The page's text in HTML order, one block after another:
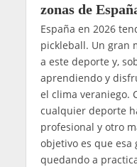
zonas de
España en 2026
pickleball. Un gran
a este deporte y,
aprendiendo y
el clima veraniego.
cualquier deporte
profesional y otro
objetivo es que esa
quedando a